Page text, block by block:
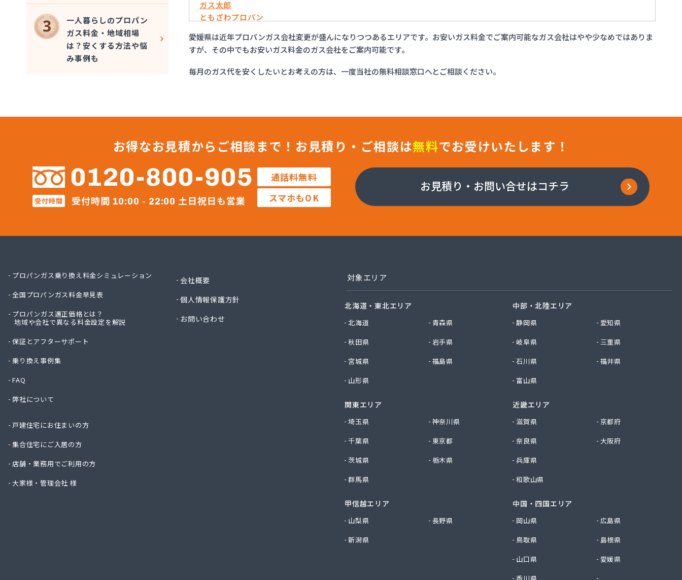
ガス太郎
ともざわプロパン
みづほ商店
一般社団法人愛媛県LPガス協会・お客様相談所
愛媛日商プロパン株式会社 松山営業所
旭物産株式会社
伊藤忠エネクスホームライフ西日本株式会社 松山営業所
越智商店
越智燃料店
葛西産業株式会社
株式会社エイデン
株式会社フモト商会
株式会社丸源ガス
株式会社松山生協本社
株式会社松山生協本社 垣生充填所
株式会社松山生協本社 石井基地
愛媛県は近年プロパンガス会社変更が盛んになりつつあるエリアです。お安いガス料金でご案内可能なガス会社はやや少なめではありま
すが、その中でもお安いガス料金のガス会社をご案内可能です。
毎月のガス代を安くしたいとお考えの方は、一度当社の無料相談窓口へとご相談ください。
一人暮らしのプロパン
ガス料金・地域相場
は？安くする方法や悩
み事例も
お得なお見積からご相談まで！ お見積り・ご相談は無料でお受けいたします！
0120-800-905
受付時間 受付時間 10:00 - 22:00 土日祝日も営業
通話料無料
スマホもOK
お見積り・お問い合せはコチラ
プロパンガス乗り換え料金シミュレーション
全国プロパンガス料金早見表
プロパンガス適正価格とは？
地域や会社で異なる料金設定を解説
保証とアフターサポート
乗り換え事例集
FAQ
弊社について
戸建住宅にお住まいの方
集合住宅にご入居の方
店舗・業務用でご利用の方
大家様・管理会社 様
会社概要
個人情報保護方針
お問い合わせ
対象エリア
北海道・東北エリア
北海道
青森県
秋田県
岩手県
宮城県
福島県
山形県
関東エリア
埼玉県
神奈川県
千葉県
東京都
茨城県
栃木県
群馬県
甲信越エリア
山梨県
長野県
新潟県
中部・北陸エリア
静岡県
愛知県
岐阜県
三重県
石川県
福井県
富山県
近畿エリア
滋賀県
京都府
奈良県
大阪府
兵庫県
和歌山県
中国・四国エリア
岡山県
広島県
鳥取県
島根県
山口県
愛媛県